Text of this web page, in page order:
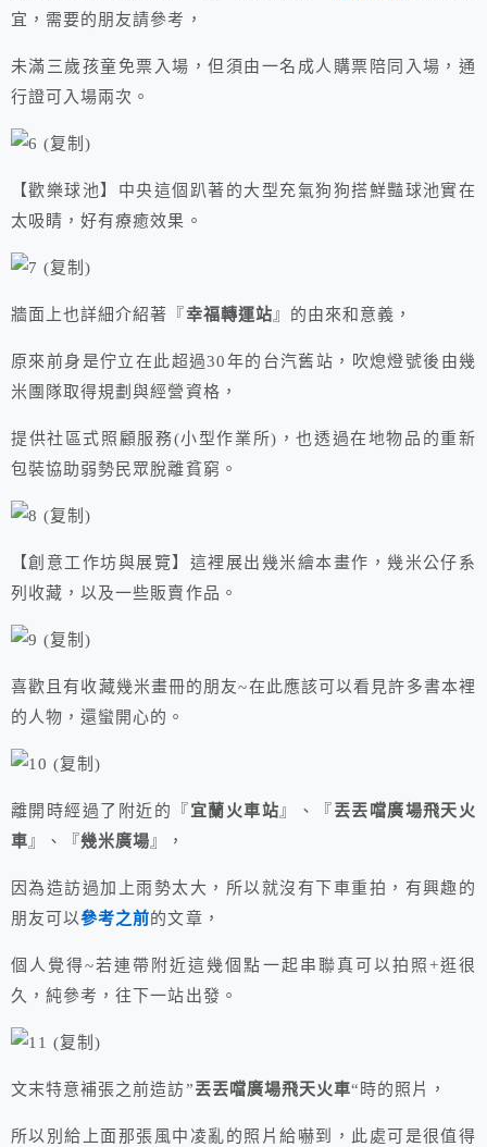
宜，需要的朋友請參考，
未滿三歲孩童免票入場，但須由一名成人購票陪同入場，通
行證可入場兩次。
【歡樂球池】中央這個趴著的大型充氣狗狗搭鮮豔球池實在
太吸睛，好有療癒效果。
牆面上也詳細介紹著『幸福轉運站』的由來和意義，
原來前身是佇立在此超過30年的台汽舊站，吹熄燈號後由幾
米團隊取得規劃與經營資格，
提供社區式照顧服務(小型作業所)，也透過在地物品的重新
包裝協助弱勢民眾脫離貧窮。
【創意工作坊與展覽】這裡展出幾米繪本畫作，幾米公仔系
列收藏，以及一些販賣作品。
喜歡且有收藏幾米畫冊的朋友~在此應該可以看見許多書本裡
的人物，還蠻開心的。
離開時經過了附近的『宜蘭火車站』、『丟丟噹廣場飛天火
車』、『幾米廣場』，
因為造訪過加上雨勢太大，所以就沒有下車重拍，有興趣的
朋友可以參考之前的文章，
個人覺得~若連帶附近這幾個點一起串聯真可以拍照+逛很
久，純參考，往下一站出發。
文末特意補張之前造訪”丟丟噹廣場飛天火車“時的照片，
所以別給上面那張風中凌亂的照片給嚇到，此處可是很值得